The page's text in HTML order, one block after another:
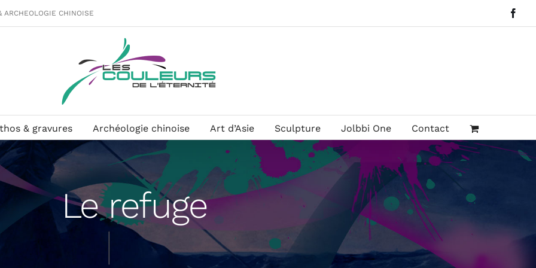
ARCHEOLOGIE CHINOISE
& gravures Archéologie chinoise Art d’Asie Sculpture Jolbbi One Contact
Le refuge